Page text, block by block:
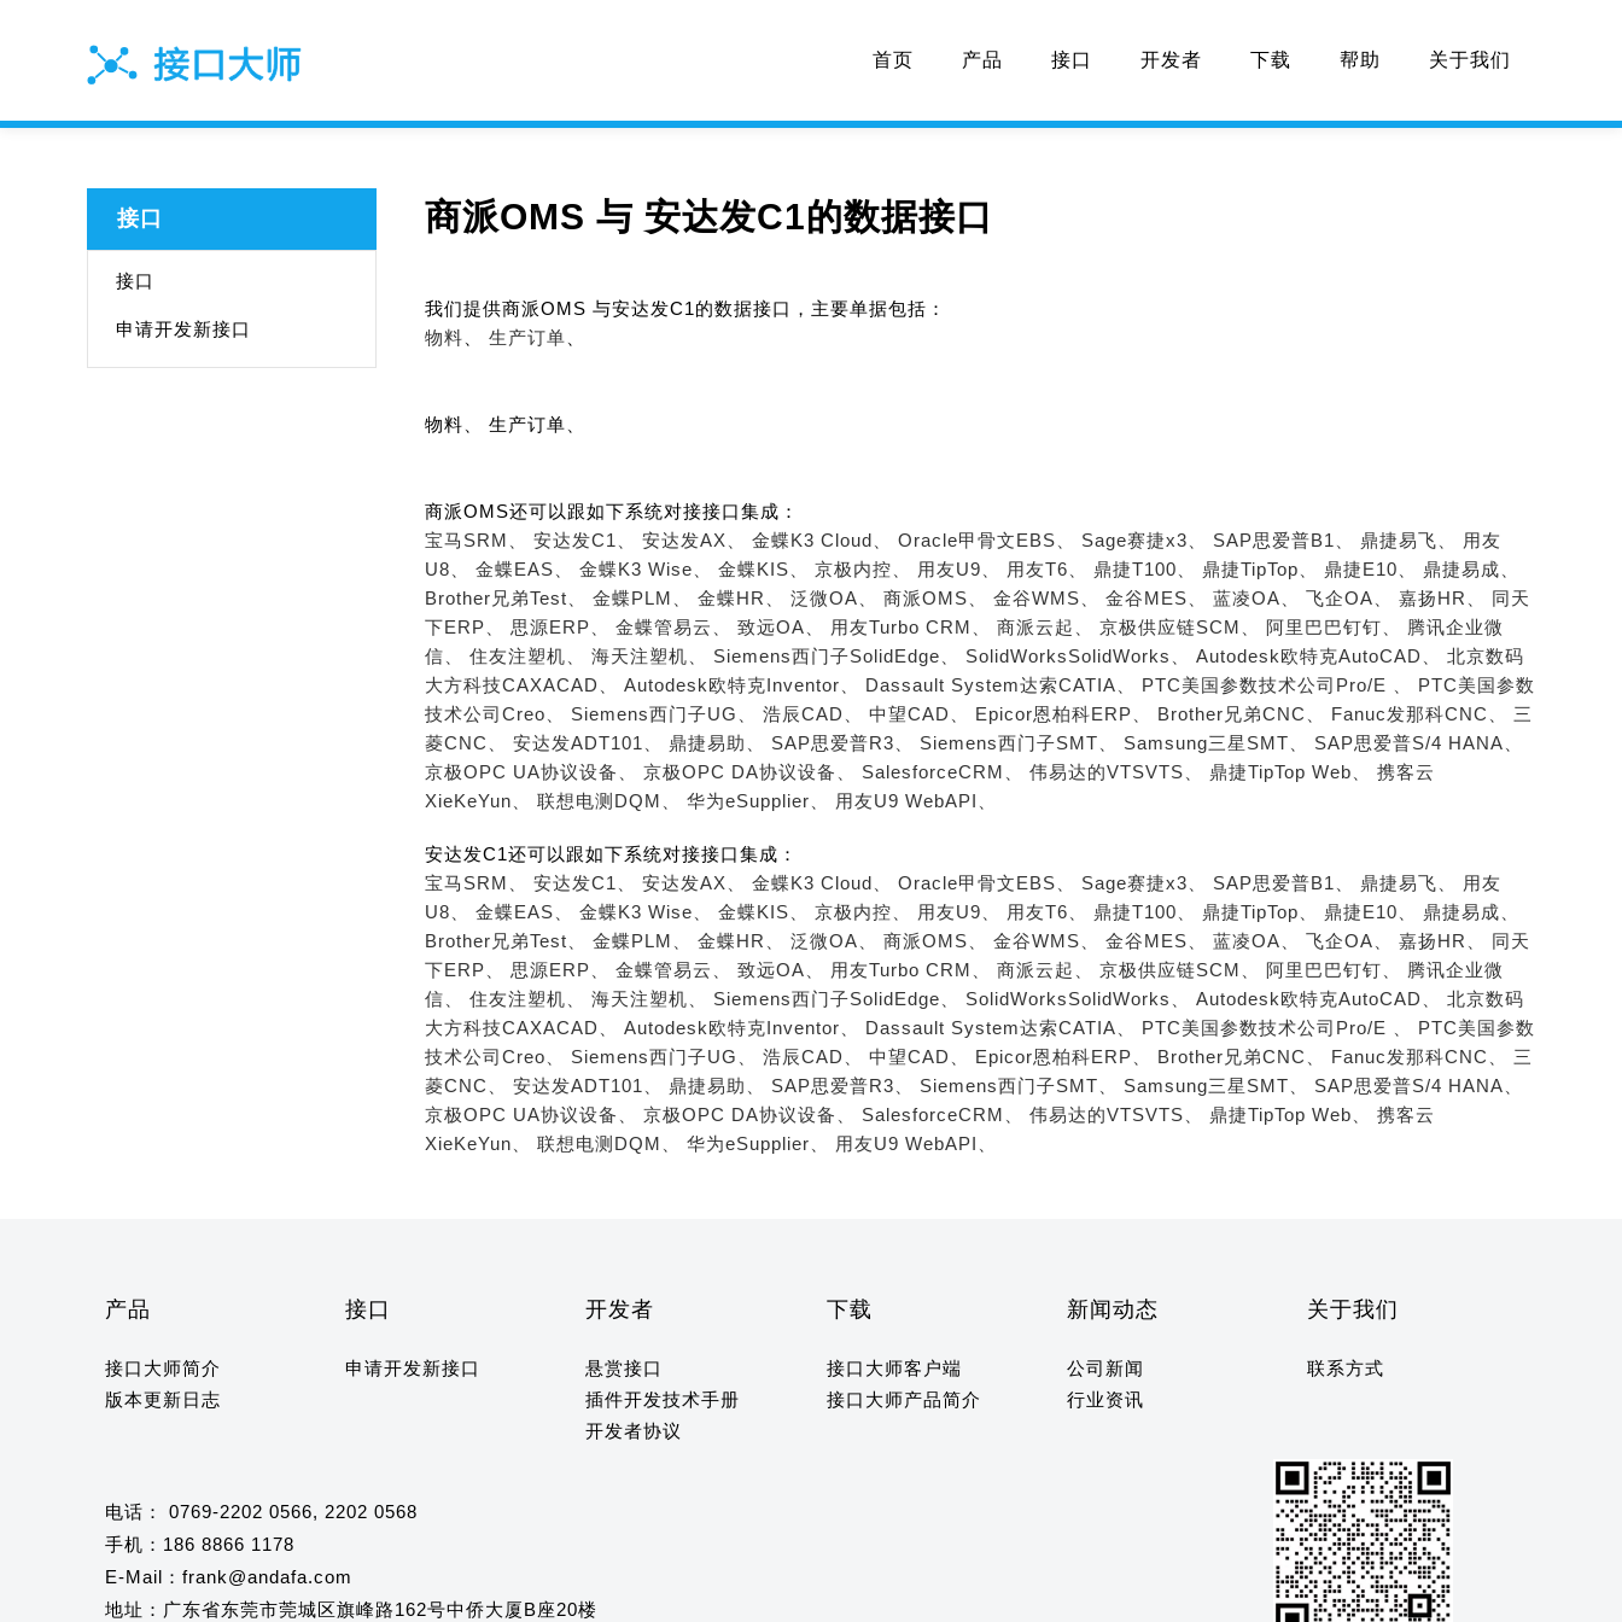
首页 产品 接口 开发者 下载 帮助 关于我们
接口
接口
申请开发新接口
商派OMS 与 安达发C1的数据接口
我们提供商派OMS 与安达发C1的数据接口，主要单据包括：
物料
生产订单
物料、 生产订单、
商派OMS还可以跟如下系统对接接口集成：
宝马SRM、
安达发C1、 安达发AX、 金蝶K3 Cloud、 Oracle甲骨文EBS、 Sage赛捷x3、 SAP思爱普B1、 鼎捷易飞、
用友
U8、
金蝶EAS、 金蝶K3 Wise、 金蝶KIS、 京极内控、 用友U9、 用友T6、 鼎捷T100、 鼎捷TipTop、 鼎捷E10、
鼎捷易成、
Brother兄弟Test、
金蝶PLM、 金蝶HR、 泛微OA、 商派OMS、 金谷WMS、 金谷MES、 蓝凌OA、 飞企OA、 嘉扬HR、
同天
下ERP、
思源ERP、 金蝶管易云、 致远OA、 用友Turbo CRM、 商派云起、 京极供应链SCM、 阿里巴巴钉钉、
腾讯企业微
信、
住友注塑机、 海天注塑机、 Siemens西门子SolidEdge、 SolidWorksSolidWorks、 Autodesk欧特克AutoCAD、
北京数码
大方科技CAXACAD、
Autodesk欧特克Inventor、 Dassault System达索CATIA、 PTC美国参数技术公司Pro/E 、
PTC美国参数
技术公司Creo、
Siemens西门子UG、 浩辰CAD、 中望CAD、 Epicor恩柏科ERP、 Brother兄弟CNC、 Fanuc发那科CNC、
三
菱CNC、
安达发ADT101、 鼎捷易助、 SAP思爱普R3、 Siemens西门子SMT、 Samsung三星SMT、
SAP思爱普S/4 HANA、
京极OPC UA协议设备、
京极OPC DA协议设备、 SalesforceCRM、 伟易达的VTSVTS、 鼎捷TipTop Web、
携客云
XieKeYun、
联想电测DQM、 华为eSupplier、 用友U9 WebAPI、
安达发C1还可以跟如下系统对接接口集成：
宝马SRM、
安达发C1、 安达发AX、 金蝶K3 Cloud、 Oracle甲骨文EBS、 Sage赛捷x3、 SAP思爱普B1、 鼎捷易飞、
用友
U8、
金蝶EAS、 金蝶K3 Wise、 金蝶KIS、 京极内控、 用友U9、 用友T6、 鼎捷T100、 鼎捷TipTop、 鼎捷E10、
鼎捷易成、
Brother兄弟Test、
金蝶PLM、 金蝶HR、 泛微OA、 商派OMS、 金谷WMS、 金谷MES、 蓝凌OA、 飞企OA、 嘉扬HR、
同天
下ERP、
思源ERP、 金蝶管易云、 致远OA、 用友Turbo CRM、 商派云起、 京极供应链SCM、 阿里巴巴钉钉、
腾讯企业微
信、
住友注塑机、 海天注塑机、 Siemens西门子SolidEdge、 SolidWorksSolidWorks、 Autodesk欧特克AutoCAD、
北京数码
大方科技CAXACAD、
Autodesk欧特克Inventor、 Dassault System达索CATIA、 PTC美国参数技术公司Pro/E 、
PTC美国参数
技术公司Creo、
Siemens西门子UG、 浩辰CAD、 中望CAD、 Epicor恩柏科ERP、 Brother兄弟CNC、 Fanuc发那科CNC、
三
菱CNC、
安达发ADT101、 鼎捷易助、 SAP思爱普R3、 Siemens西门子SMT、 Samsung三星SMT、
SAP思爱普S/4 HANA、
京极OPC UA协议设备、
京极OPC DA协议设备、 SalesforceCRM、 伟易达的VTSVTS、 鼎捷TipTop Web、
携客云
XieKeYun、
联想电测DQM、 华为eSupplier、 用友U9 WebAPI、
产品
接口大师简介
版本更新日志
接口
申请开发新接口
开发者
悬赏接口
插件开发技术手册
开发者协议
下载
接口大师客户端
接口大师产品简介
新闻动态
公司新闻
行业资讯
关于我们
联系方式
电话： 0769-2202 0566, 2202 0568
手机：186 8866 1178
E-Mail：frank@andafa.com
地址：广东省东莞市莞城区旗峰路162号中侨大厦B座20楼